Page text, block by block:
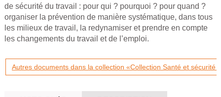
de sécurité du travail : pour qui ? pourquoi ? pour quand ?
organiser la prévention de manière systématique, dans tous
les milieux de travail, la redynamiser et prendre en compte
les changements du travail et de l’emploi.
Autres documents dans la collection «Collection Santé et sécurité